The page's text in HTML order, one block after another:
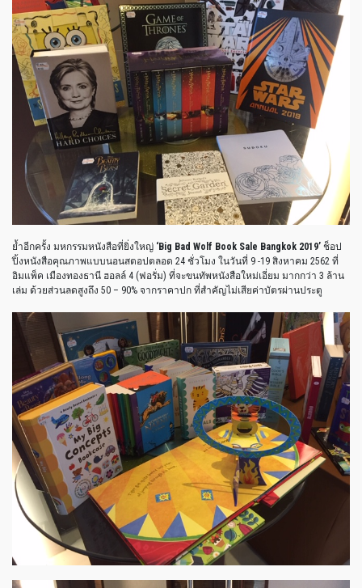
ย้ำอีกครั้ง มหกรรมหนังสือที่ยิ่งใหญ่ ‘Big Bad Wolf Book Sale Bangkok 2019’ ช็อป
ปิ้งหนังสือคุณภาพแบบนอนสตอปตลอด 24 ชั่วโมง ในวันที่ 9 -19 สิงหาคม 2562 ที่
อิมแพ็ค เมืองทองธานี ฮอลล์ 4 (ฟอรั่ม) ที่จะขนทัพหนังสือใหม่เอี่ยม มากกว่า 3 ล้าน
เล่ม ด้วยส่วนลดสูงถึง 50 – 90% จากราคาปก ที่สำคัญไม่เสียค่าบัตรผ่านประตู